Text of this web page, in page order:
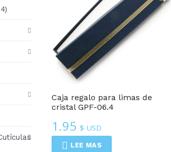
Caja regalo para limas de
cristal GPF-06.4
1.95 $ USD
LEE MAS
Cajas Regalo